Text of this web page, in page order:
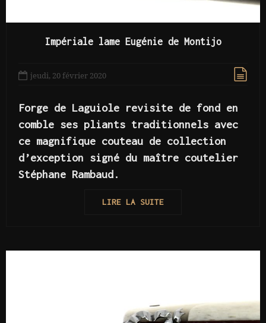
Impériale lame Eugénie de Montijo
jeudi, 20 février 2020
Forge de Laguiole revisite de fond en
comble ses pliants traditionnels avec
ce magnifique couteau de collection
d’exception signé du maître coutelier
Stéphane Rambaud.
LIRE LA SUITE